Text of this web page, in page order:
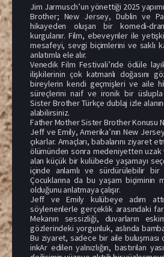
Jim Jarmusch’un yönettiği 2025
Brother; New Jersey, Dublin ve
hikayeden oluşan bir komedi-
kurgulanır. Film, ebeveynler ile
mesafeyi, sevgi biçimlerini ve saklı
anlatımla ele alır.
Venedik Film Festivali’nde ödüle
ilişkilerinin çok katmanlı doğasını
bireylerin kendi geçmişleri ve aile
süreçlerini naif ve ironik bir
Sister Brother Türkçe dublaj izle
alabilirsiniz.
Father Mother Sister Brother Konusu
Jeff ve Emily, Amerika’nın New
çıkarlar. Amaçları, babalarını ziyaret
ölümünden sonra medeniyetten uzak
alan küçük bir kulübede yaşamayı
içinde anlamlı ve sürdürülebilir
Çocuklarına da bu yaşam biçiminin
olduğunu anlatmaya çalışır.
Jeff ve Emily kulübeye adım
söylenenlerle gerçeklik arasındaki
Mekanın sessizliği, duvarların
gözlerindeki yorgunluk, aslında
Bu ziyaret, sadece bir aile buluşması
inkAr edilen yalnızlığın, bastırılan